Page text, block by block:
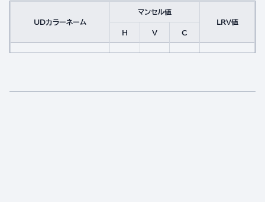
UDカラーネーム
マンセル値
LRV値
H
V C